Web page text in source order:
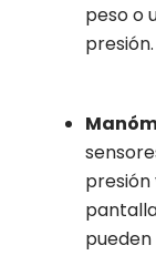
peso o
presión.